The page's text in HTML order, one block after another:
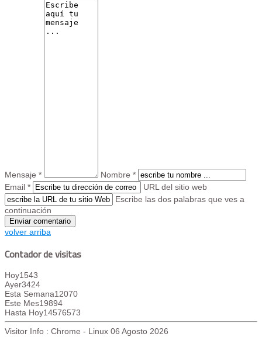
Mensaje *
Nombre *
Email *
URL del sitio web
Escribe las dos palabras que ves a
continuación
volver arriba
Contador de visitas
Hoy1543
Ayer3424
Esta Semana12070
Este Mes19894
Hasta Hoy14576573
Visitor Info : Chrome - Linux 06 Agosto 2026